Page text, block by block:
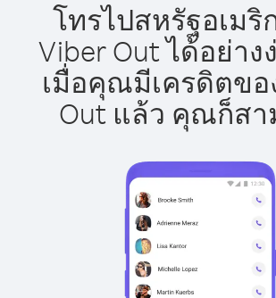
โทรไปสหรัฐอเมริ
Viber Out ได้อย่าง
เมื่อคุณมีเครดิตขอ
Out แล้ว คุณก็สา